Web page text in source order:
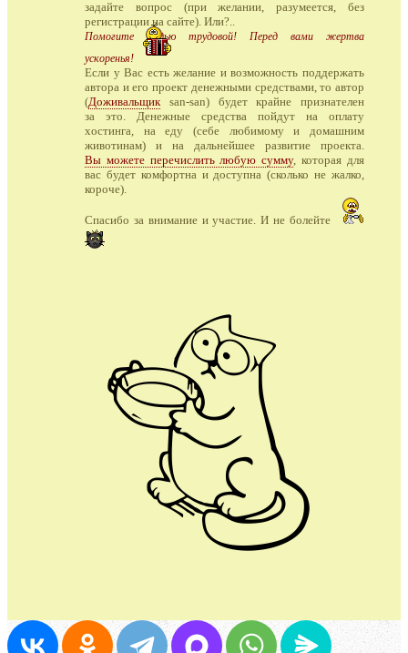
задайте вопрос (при желании, разумеется, без
регистрации на сайте). Или?..
Помогите медью трудовой! Перед вами жертва
ускоренья!
Если у Вас есть желание и возможность поддержать
автора и его проект денежными средствами, то автор
(Доживальщикsan-san) будет крайне признателен
за это. Денежные средства пойдут на оплату
хостинга, на еду (себе любимому и домашним
животинам) и на дальнейшее развитие проекта.
Вы можете перечислить любую сумму, которая для
вас будет комфортна и доступна (сколько не жалко,
короче).
Спасибо за внимание и участие. И не болейте